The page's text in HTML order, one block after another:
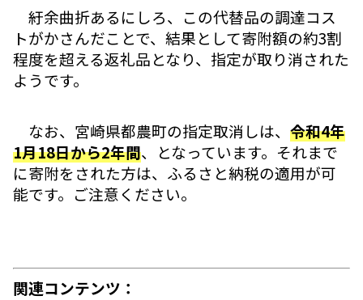
紆余曲折あるにしろ、この代替品の調達コス
トがかさんだことで、結果として寄附額の約3割
程度を超える返礼品となり、指定が取り消された
ようです。
なお、宮崎県都農町の指定取消しは、 令和4年
1月18日から2年間、となっています。それまで
に寄附をされた方は、ふるさと納税の適用が可
能です。ご注意ください。
関連コンテンツ：